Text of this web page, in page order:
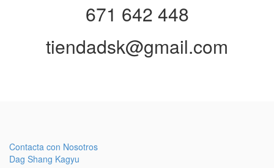
671 642 448
tiendadsk@gmail.com
Contacta con Nosotros
Dag Shang Kagyu